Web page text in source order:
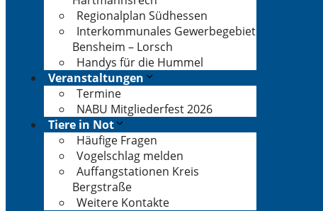
Regionalplan Südhessen
Interkommunales Gewerbegebiet
Bensheim – Lorsch
Handys für die Hummel
Veranstaltungen
Termine
NABU Mitgliederfest 2026
Tiere in Not
Häufige Fragen
Vogelschlag melden
Auffangstationen Kreis
Bergstraße
Weitere Kontakte